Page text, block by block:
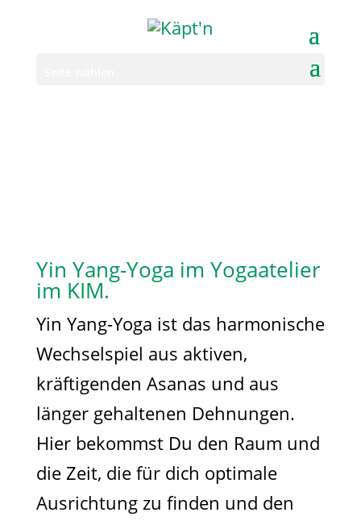
Yin Yang-Yoga im Yogaatelier
im KIM.
Yin Yang-Yoga ist das harmonische
Wechselspiel aus aktiven,
kräftigenden Asanas und aus
länger gehaltenen Dehnungen.
Hier bekommst Du den Raum und
die Zeit, die für dich optimale
Ausrichtung zu finden und den